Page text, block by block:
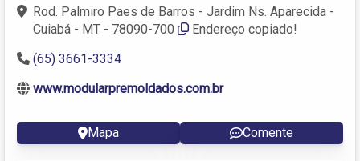
Rod. Palmiro Paes de Barros - Jardim Ns. Aparecida -
Cuiabá - MT - 78090-700
Endereço copiado!
(65) 3661-3334
www.modularpremoldados.com.br
Mapa Comente